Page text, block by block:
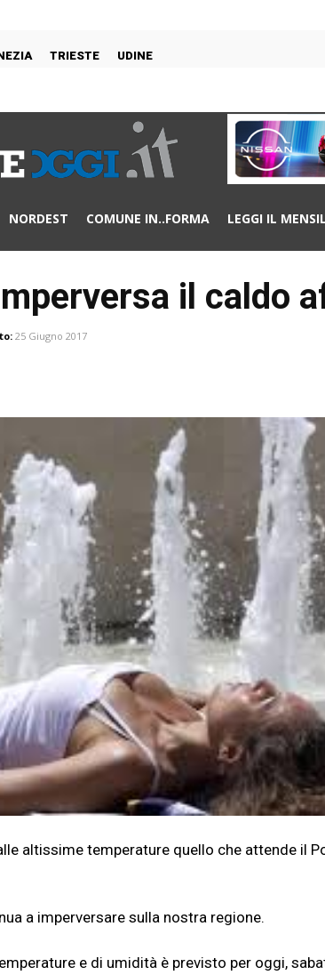
TRIESTE UDINE
NORDEST COMUNE IN..FORMA LEGGI IL
il caldo
25 Giugno 2017
altissime temperature quello che attende il
a imperversare sulla nostra regione.
e di umidità è previsto per oggi,